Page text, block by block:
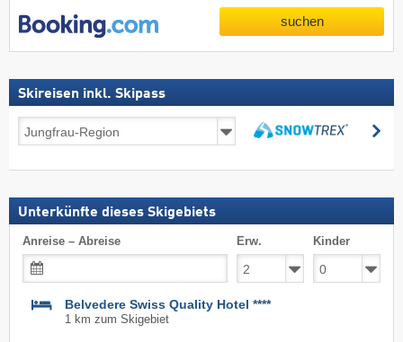
suchen
Skireisen inkl. Skipass
Skireisen
inkl.
Unterkünfte dieses Skigebiets
Anreise – Abreise Erw. Kinder
Belvedere Swiss Quality Hotel ****
1 km zum Skigebiet